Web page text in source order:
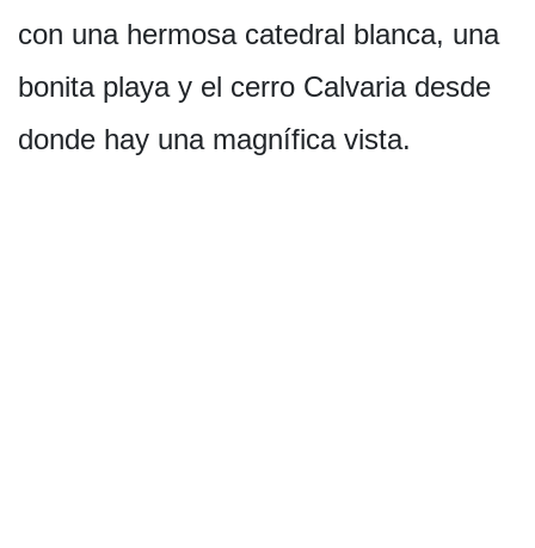
con una hermosa catedral blanca, una
bonita playa y el cerro Calvaria desde
donde hay una magnífica vista.